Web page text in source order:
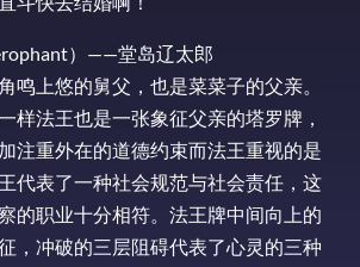
）——堂岛辽太郎
鸣上悠的舅父，也是菜菜子的父亲。
样法王也是一张象征父亲的塔罗牌，
注重外在的道德约束而法王重视的是
代表了一种社会规范与社会责任，这
的职业十分相符。法王牌中间向上的
，冲破的三层阻碍代表了心灵的三种